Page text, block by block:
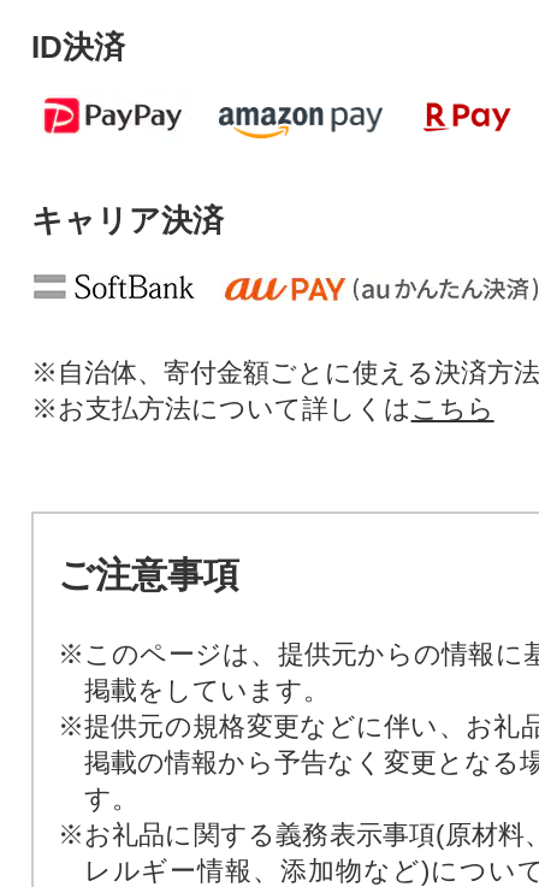
ID決済
キャリア決済
※自治体、寄付金額ごとに使える決済方
※お支払方法について詳しくは こちら
ご注意事項
※このページは、提供元からの情報に
掲載をしています。
※提供元の規格変更などに伴い、お礼
掲載の情報から予告なく変更となる
す。
※お礼品に関する義務表示事項(原材料
レルギー情報、添加物など)につい